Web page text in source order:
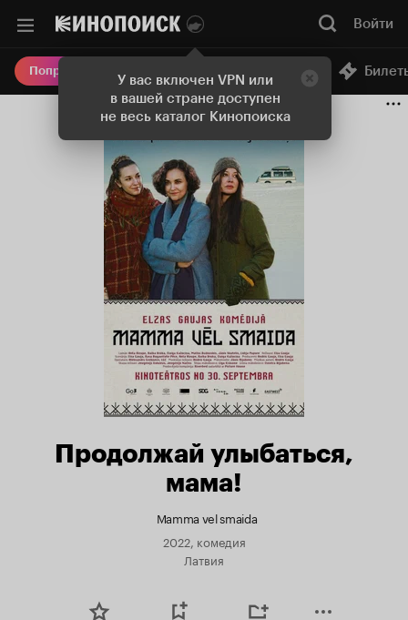
У вас включен VPN или
в вашей стране доступен
не весь каталог Кинопоиска
Войти
Попробовать Плюс Онлайн-кинотеатр
Продолжай улыбаться,
мама!
Mamma vel smaida
2022, комедия
Латвия